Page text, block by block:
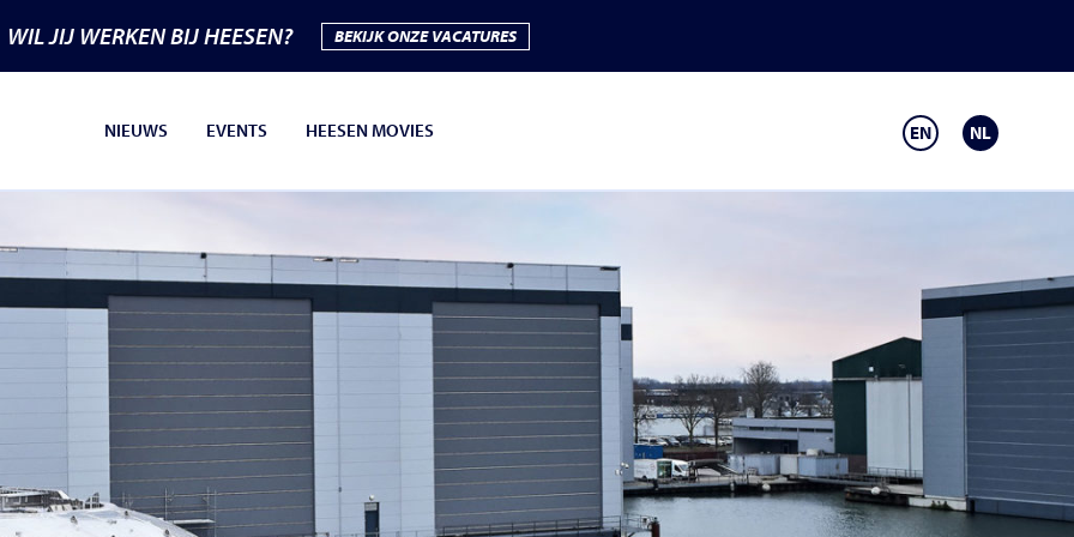
WIL JIJ WERKEN BIJ HEESEN? BEKIJK ONZE VACATURES
NIEUWS EVENTS HEESEN MOVIES EN NL